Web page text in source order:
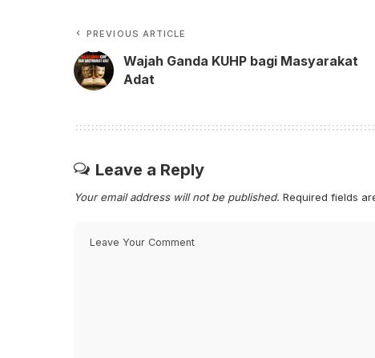
PREVIOUS ARTICLE
Wajah Ganda KUHP bagi Masyarakat
Adat
Leave a Reply
Your email address will not be published. Required fields